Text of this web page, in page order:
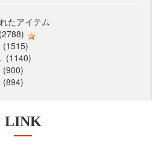
たアイテム
(2788)
(1515)
(1140)
(900)
(894)
LINK